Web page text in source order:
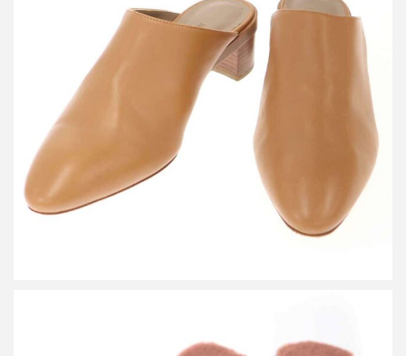
エルメス レザーミュールサンダル
買取金額18,000円
詳しく見る